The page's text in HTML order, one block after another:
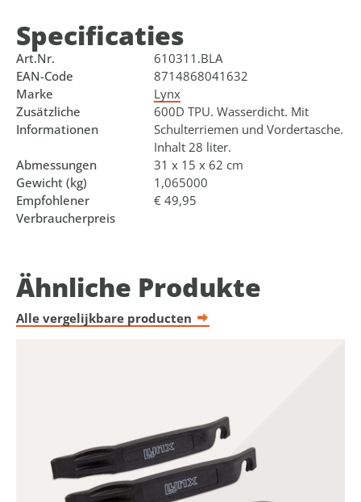
Specificaties
Art.Nr.
610311.BLA
EAN-Code
8714868041632
Marke
Lynx
Zusätzliche
Informationen
600D TPU. Wasserdicht. Mit
Schulterriemen und Vordertasche.
Inhalt 28 liter.
Abmessungen
31 x 15 x 62 cm
Gewicht (kg)
1,065000
Empfohlener
Verbraucherpreis
€ 49,95
Ähnliche Produkte
Alle vergelijkbare producten